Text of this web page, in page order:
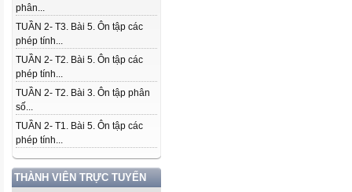
phân...
TUẦN 2- T3. Bài 5. Ôn tập các
phép tính...
TUẦN 2- T2. Bài 5. Ôn tập các
phép tính...
TUẦN 2- T2. Bài 3. Ôn tập phân
số...
TUẦN 2- T1. Bài 5. Ôn tập các
phép tính...
THÀNH VIÊN TRỰC TUYẾN